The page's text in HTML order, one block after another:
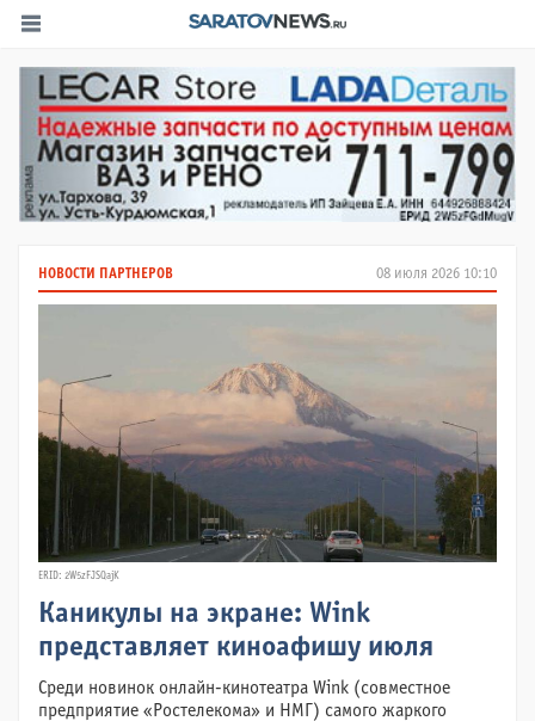
08 июля 2026 10:10
НОВОСТИ ПАРТНЕРОВ
ERID: 2W5zFJSQajK
Каникулы на экране: Wink
представляет киноафишу июля
Среди новинок онлайн-кинотеатра Wink (совместное
предприятие «Ростелекома» и НМГ) самого жаркого